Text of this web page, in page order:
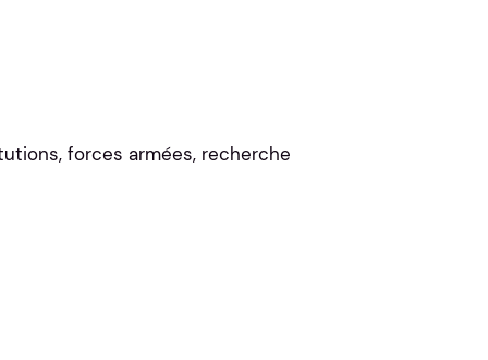
forces armées, recherche